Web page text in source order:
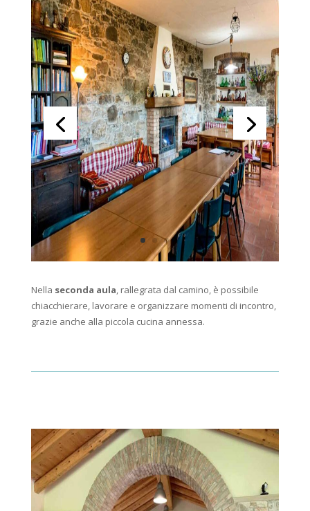
Nella seconda aula, rallegrata dal camino, è possibile
chiacchierare, lavorare e organizzare momenti di incontro,
grazie anche alla piccola cucina annessa.